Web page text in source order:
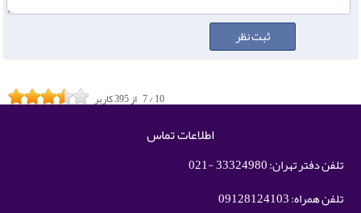
7/10 از395کاربر
اطلاعات تماس
تلفن دفتر تهران: 33324980 -021
تلفن همراه: 09128124103